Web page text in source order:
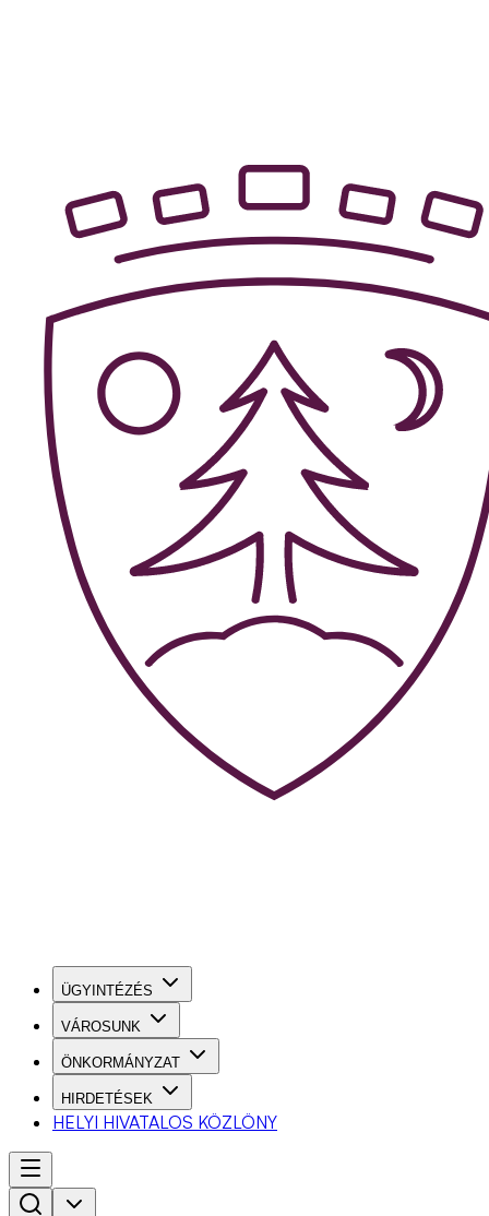
ÜGYINTÉZÉS
VÁROSUNK
ÖNKORMÁNYZAT
HIRDETÉSEK
HELYI HIVATALOS KÖZLÖNY